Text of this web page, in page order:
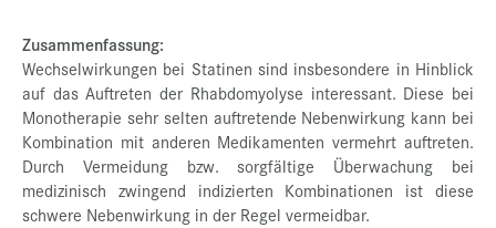
Zusammenfassung:
Wechselwirkungen bei Statinen sind insbesondere in Hinblick
auf das Auftreten der Rhabdomyolyse interessant. Diese bei
Monotherapie sehr selten auftretende Nebenwirkung kann bei
Kombination mit anderen Medikamenten vermehrt auftreten.
Durch Vermeidung bzw. sorgfältige Überwachung bei
medizinisch zwingend indizierten Kombinationen ist diese
schwere Nebenwirkung in der Regel vermeidbar.